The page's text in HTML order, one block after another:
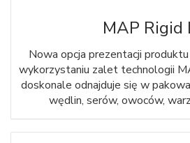
MAP Rigid
Nowa opcja prezentacji
wykorzystaniu zalet technologii
doskonale odnajduje się w
wędlin, serów, owoców,